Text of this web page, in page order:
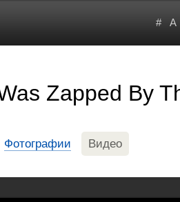
# A
Zapped By
Фотографии Видео